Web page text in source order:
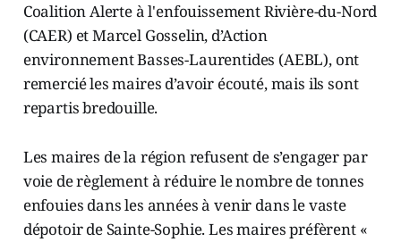
Coalition Alerte à l'enfouissement Rivière-du-Nord
(CAER) et Marcel Gosselin, d’Action
environnement Basses-Laurentides (AEBL), ont
remercié les maires d’avoir écouté, mais ils sont
repartis bredouille.
Les maires de la région refusent de s’engager par
voie de règlement à réduire le nombre de tonnes
enfouies dans les années à venir dans le vaste
dépotoir de Sainte-Sophie. Les maires préfèrent «